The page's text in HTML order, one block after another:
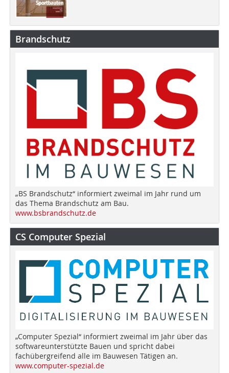
Brandschutz
„BS Brandschutz“ informiert zweimal im Jahr rund um
das Thema Brandschutz am Bau.
www.bsbrandschutz.de
CS Computer Spezial
„Computer Spezial“ informiert zweimal im Jahr über das
softwareunterstützte Bauen und spricht dabei
fachübergreifend alle im Bauwesen Tätigen an.
www.computer-spezial.de